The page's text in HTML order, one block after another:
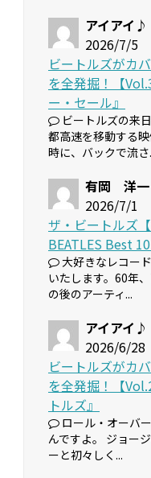
アイアイ♪
2026/7/5
ビートルズがカ
を全発掘！【
ー・セール』
ビートルズの来
都高速を移動する
時に、バックで流さ
有岡 洋一
2026/7/1
ザ・ビートルズ
BEATLES Best
大好きなレコー
いたします。60年
の後のアーティ...
アイアイ♪
2026/6/28
ビートルズがカ
を全発掘！【
トルズ』
ロール・オーバ
んですよ。 ジョー
ーと初々しく...